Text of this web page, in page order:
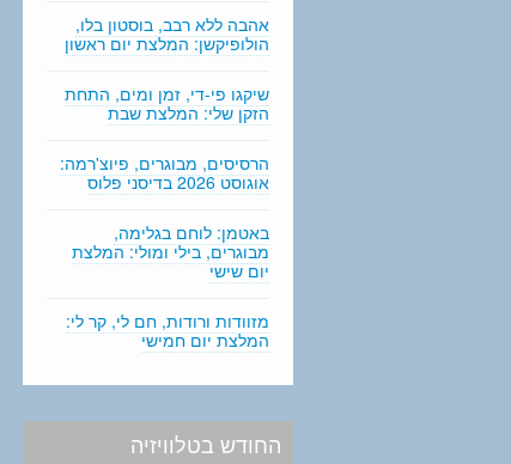
אהבה ללא רבב, בוסטון בלו,
הולופיקשן: המלצת יום ראשון
שיקגו פי-די, זמן ומים, התחת
הזקן שלי: המלצת שבת
הרסיסים, מבוגרים, פיוצ'רמה:
אוגוסט 2026 בדיסני פלוס
באטמן: לוחם בגלימה,
מבוגרים, בילי ומולי: המלצת
יום שישי
מזוודות ורודות, חם לי, קר לי:
המלצת יום חמישי
החודש בטלוויזיה